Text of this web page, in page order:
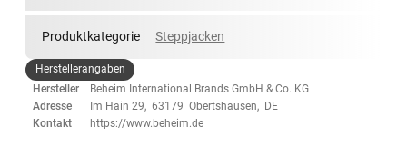
Produktkategorie Steppjacken
Herstellerangaben
Hersteller
Beheim International Brands GmbH & Co. KG
Adresse
Im Hain 29, 63179 Obertshausen, DE
Kontakt
https://www.beheim.de